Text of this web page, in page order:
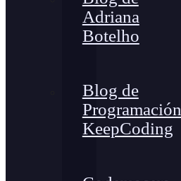
Adriana
Botelho
Blog de
Programación
KeepCoding